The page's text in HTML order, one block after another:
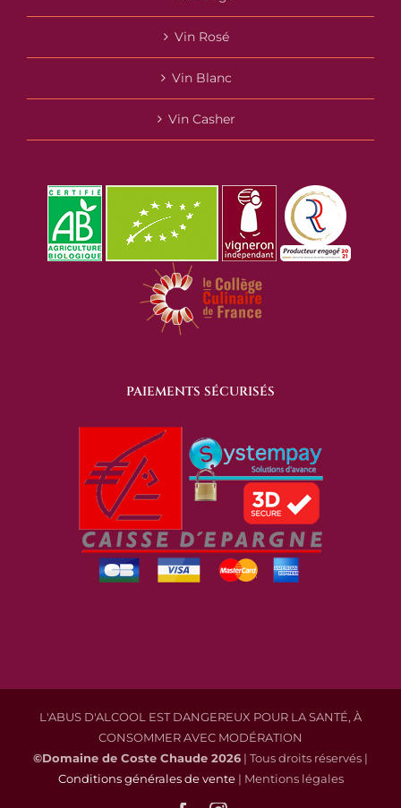
Vin Rosé
Vin Blanc
Vin Casher
PAIEMENTS SÉCURISÉS
L'ABUS D'ALCOOL EST DANGEREUX POUR LA SANTÉ, À
CONSOMMER AVEC MODÉRATION
©Domaine de Coste Chaude 2026 | Tous droits réservés |
Conditions générales de vente| Mentions légales